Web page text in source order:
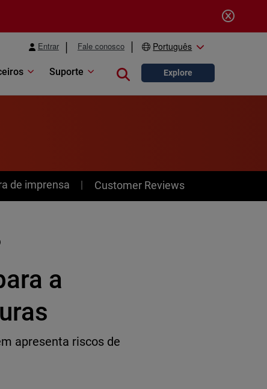
Entrar Fale conosco Português
Suporte Close search
Explore
de imprensa Customer Reviews
a
apresenta riscos de